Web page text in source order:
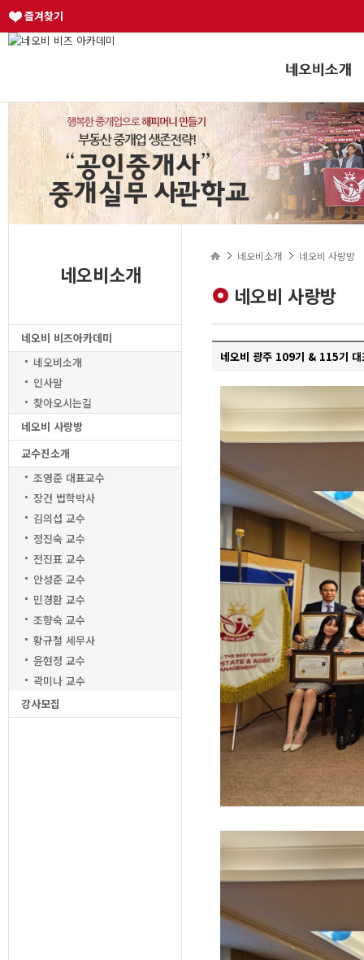
즐겨찾기
네오비소개
네오비 비즈아카데미
네오비소개
인사말
찾아오시는길
네오비 사랑방
교수진소개
조영준 대표교수
장건 법학박사
김의섭 교수
정진숙 교수
전진표 교수
안성준 교수
민경환 교수
조향숙 교수
황규철 세무사
윤현정 교수
곽미나 교수
강사모집
네오비소개 네오비 사랑방
네오비 사랑방
네오비 광주 109기 & 115기 대